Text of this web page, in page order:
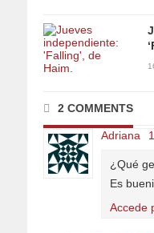
2 COMMENTS
Adriana
¿Qué
Es
Accede